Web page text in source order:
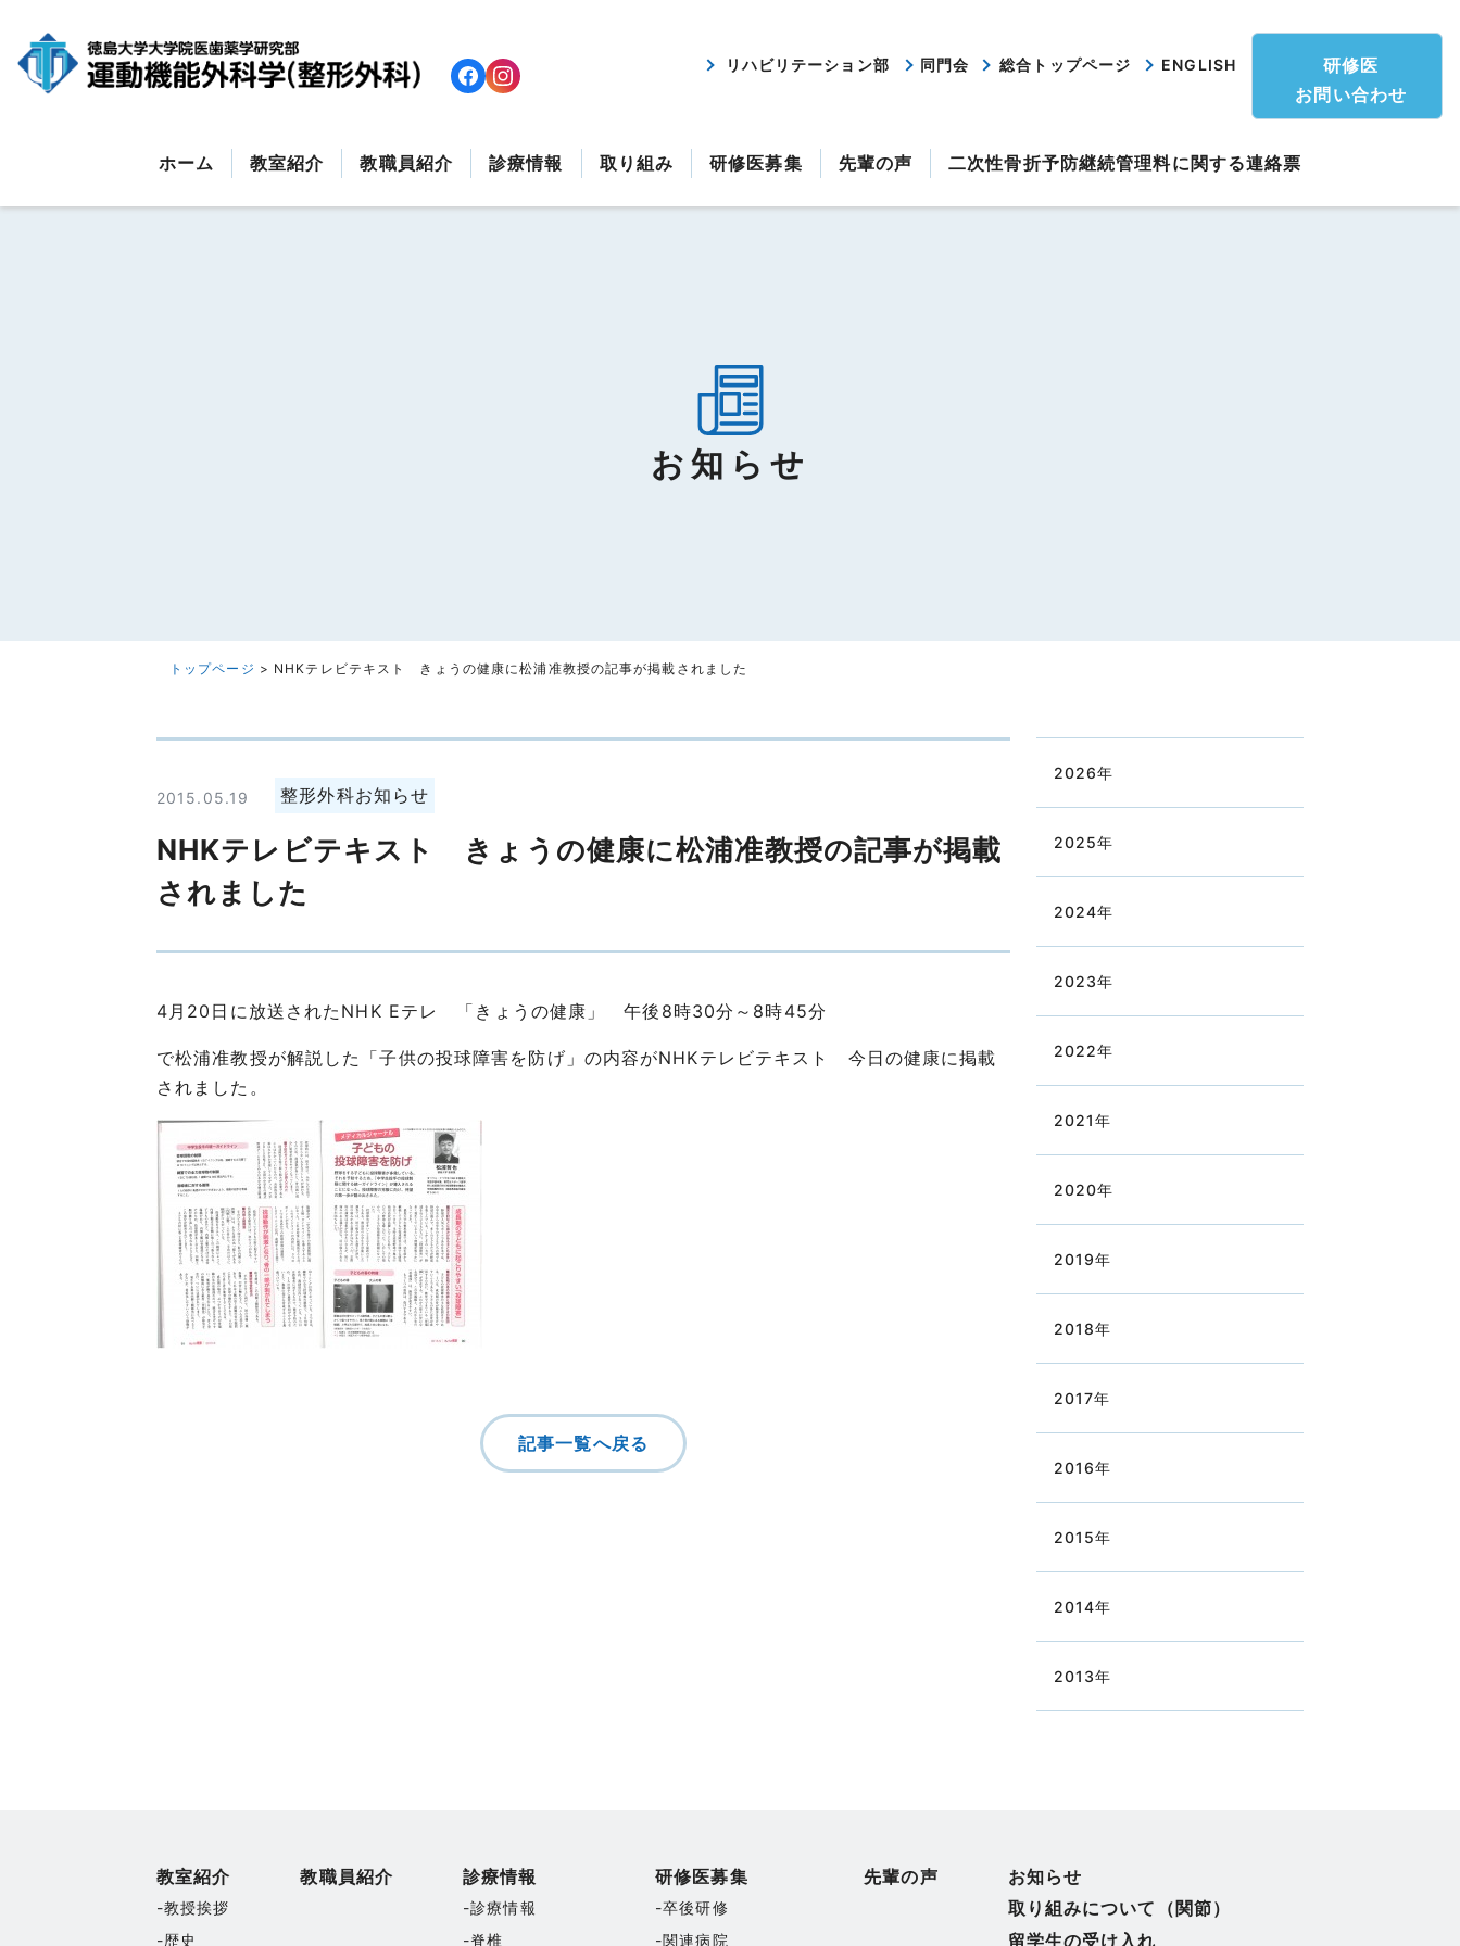
テ
リハビリテーション部 同門会 総合トップページ ENGLISH
研修医
お問い合わせ
ホーム 教室紹介 教職員紹介 診療情報 取り組み 研修医募集 先輩の声 二次性骨折予防継続管理料に関する連絡票
お知らせ
トップページ > NHKテレビテキスト きょうの健康に松浦准教授の記事が掲載されました
2015.05.19 整形外科お知らせ
NHKテレビテキスト きょうの健康に松浦准教授の記事が掲載
されました
4月20日に放送されたNHK Eテレ 「きょうの健康」 午後8時30分～8時45分
で松浦准教授が解説した「子供の投球障害を防げ」の内容がNHKテレビテキスト 今日の健康に掲載
されました。
記事一覧へ戻る
2026年
2025年
2024年
2023年
2022年
2021年
2020年
2019年
2018年
2017年
2016年
2015年
2014年
2013年
教室紹介
教授挨拶
歴史
教職員紹介 診療情報
診療情報
脊椎
研修医募集
卒後研修
関連病院
先輩の声
お知らせ
取り組みについて（関節）
留学生の受け入れ